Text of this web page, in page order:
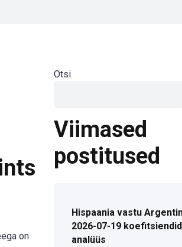
on
Otsi
Viimased
postitused
Hispaania vastu
2026-07-19
analüüs